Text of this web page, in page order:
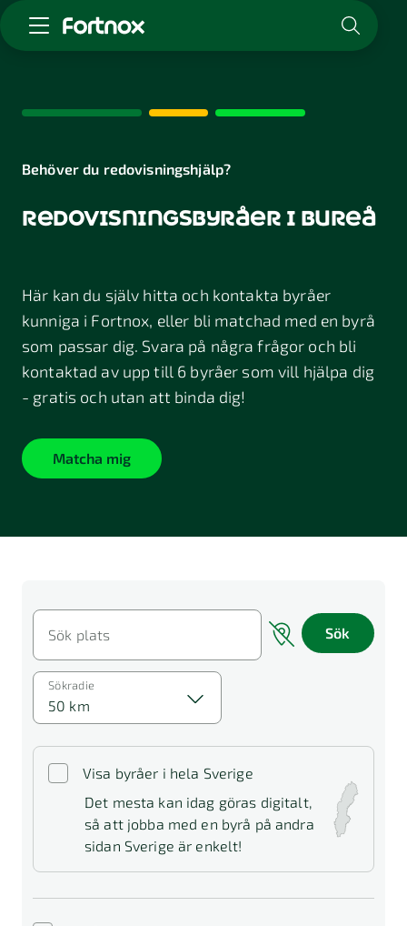
Skaffa Fortnox
Kunskap & inspiration
Logga in
Karriär
Kontakt
Behöver du redovisningshjälp?
redovisningsbyråer i bureå
Här kan du själv hitta och kontakta byråer
kunniga i Fortnox, eller bli matchad med en byrå
som passar dig. Svara på några frågor och bli
kontaktad av upp till 6 byråer som vill hjälpa dig
- gratis och utan att binda dig!
Matcha mig
Sök plats Sök
Visa byråer i hela Sverige
Det mesta kan idag göras digitalt,
så att jobba med en byrå på andra
sidan Sverige är enkelt!
Sökradie
50 km